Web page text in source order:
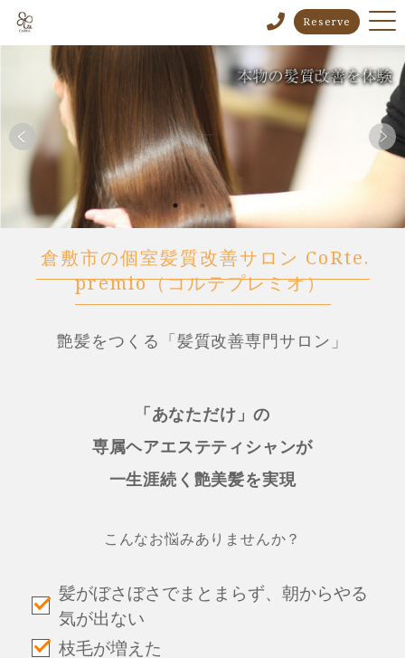
Reserve
倉敷市の個室髪質改善サロン CoRte.
premio（コルテプレミオ）
艶髪をつくる「髪質改善専門サロン」
「あなただけ」の
専属ヘアエステティシャンが
一生涯続く艶美髪を実現
こんなお悩みありませんか？
髪がぼさぼさでまとまらず、朝からやる
気が出ない
枝毛が増えた